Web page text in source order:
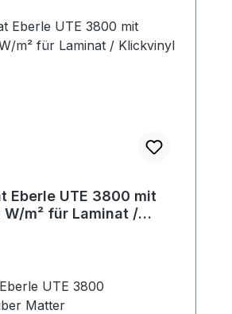
Eberle UTE 3800 mit
W/m² für Laminat /
UTE 3800
Matter